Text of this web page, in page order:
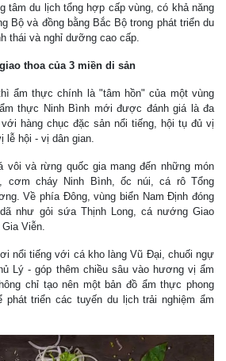
tâm du lịch tổng hợp cấp vùng, có khả năng
Bộ và đồng bằng Bắc Bộ trong phát triển du
thái và nghỉ dưỡng cao cấp.
thoa của 3 miền di sản
ẩm thực chính là "tâm hồn" của một vùng
thực Ninh Bình mới được đánh giá là đa
hàng chục đặc sản nổi tiếng, hội tụ đủ vị
lễ hội - vị dân gian.
vôi và rừng quốc gia mang đến những món
cơm cháy Ninh Bình, ốc núi, cá rô Tổng
Về phía Đông, vùng biển Nam Định đóng
như gỏi sứa Thịnh Long, cá nướng Giao
Viễn.
nổi tiếng với cá kho làng Vũ Đại, chuối ngự
Lý - góp thêm chiều sâu vào hương vị ẩm
chỉ tạo nên một bản đồ ẩm thực phong
triển các tuyến du lịch trải nghiệm ẩm